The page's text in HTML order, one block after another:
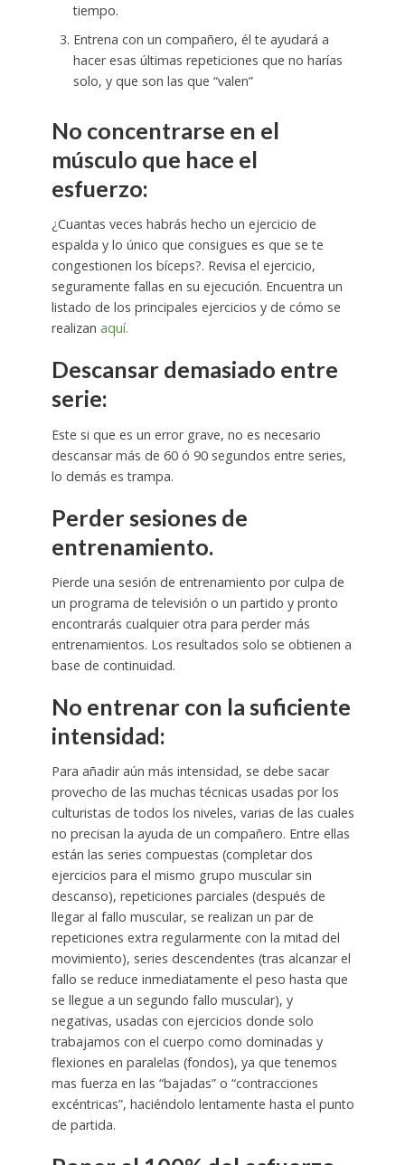
tiempo.
Entrena con un compañero, él te ayudará a
hacer esas últimas repeticiones que no harías
solo, y que son las que “valen”
No concentrarse en el
músculo que hace el
esfuerzo:
¿Cuantas veces habrás hecho un ejercicio de
espalda y lo único que consigues es que se te
congestionen los bíceps?. Revisa el ejercicio,
seguramente fallas en su ejecución. Encuentra un
listado de los principales ejercicios y de cómo se
realizan aquí.
Descansar demasiado entre
serie:
Este si que es un error grave, no es necesario
descansar más de 60 ó 90 segundos entre series,
lo demás es trampa.
Perder sesiones de
entrenamiento.
Pierde una sesión de entrenamiento por culpa de
un programa de televisión o un partido y pronto
encontrarás cualquier otra para perder más
entrenamientos. Los resultados solo se obtienen a
base de continuidad.
No entrenar con la suficiente
intensidad:
Para añadir aún más intensidad, se debe sacar
provecho de las muchas técnicas usadas por los
culturistas de todos los niveles, varias de las cuales
no precisan la ayuda de un compañero. Entre ellas
están las series compuestas (completar dos
ejercicios para el mismo grupo muscular sin
descanso), repeticiones parciales (después de
llegar al fallo muscular, se realizan un par de
repeticiones extra regularmente con la mitad del
movimiento), series descendentes (tras alcanzar el
fallo se reduce inmediatamente el peso hasta que
se llegue a un segundo fallo muscular), y
negativas, usadas con ejercicios donde solo
trabajamos con el cuerpo como dominadas y
flexiones en paralelas (fondos), ya que tenemos
mas fuerza en las “bajadas” o “contracciones
excéntricas”, haciéndolo lentamente hasta el punto
de partida.